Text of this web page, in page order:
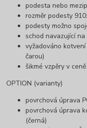
podesta nebo
rozměr podesty
podesty možno
schod navazující
vyžadováno
čarou)
šikmé vzpěry v ceně
OPTION (varianty)
povrchová úprava
povrchová úprava
(černá)